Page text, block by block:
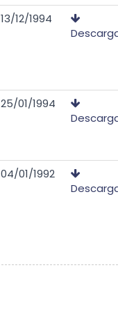
13/12/1994
25/01/1994
04/01/1992